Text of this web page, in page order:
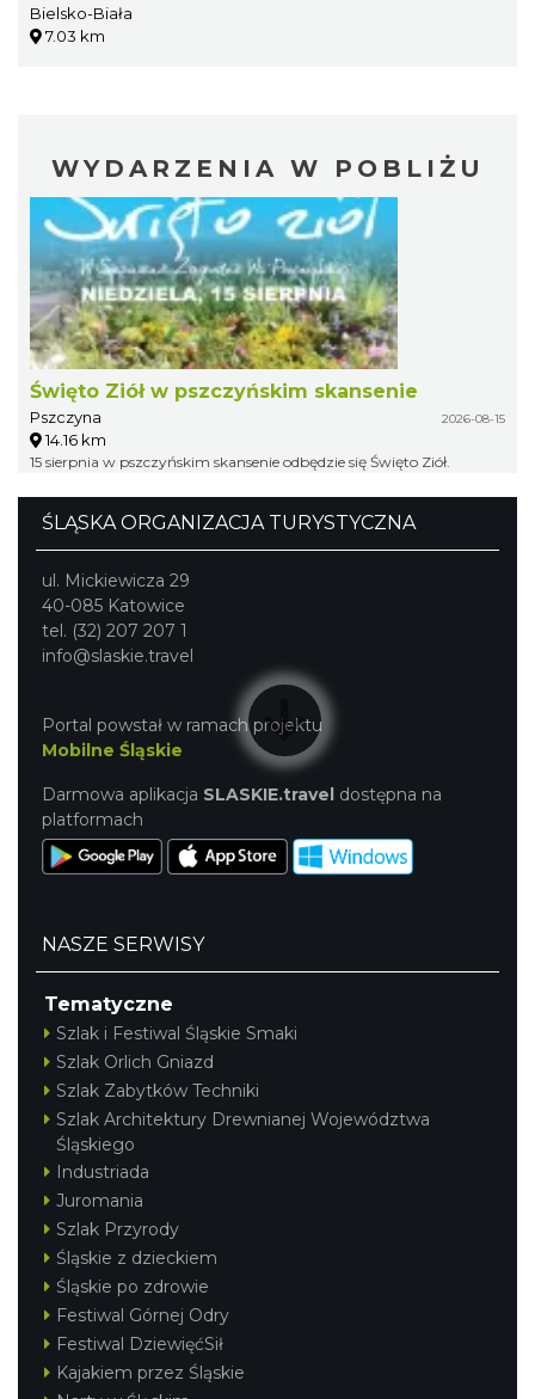
Bielsko-Biała
7.03 km
WYDARZENIA W POBLIŻU
Święto Ziół w pszczyńskim skansenie
Pszczyna 2026-08-15
14.16 km
15 sierpnia w pszczyńskim skansenie odbędzie się Święto Ziół.
ŚLĄSKA ORGANIZACJA TURYSTYCZNA
ul. Mickiewicza 29
40-085 Katowice
tel. (32) 207 207 1
info@slaskie.travel
Portal powstał w ramach projektu
Mobilne Śląskie
Darmowa aplikacja SLASKIE.travel dostępna na
platformach
NASZE SERWISY
Tematyczne
Szlak i Festiwal Śląskie Smaki
Szlak Orlich Gniazd
Szlak Zabytków Techniki
Szlak Architektury Drewnianej Województwa
Śląskiego
Industriada
Juromania
Szlak Przyrody
Śląskie z dzieckiem
Śląskie po zdrowie
Festiwal Górnej Odry
Festiwal DziewięćSił
Kajakiem przez Śląskie